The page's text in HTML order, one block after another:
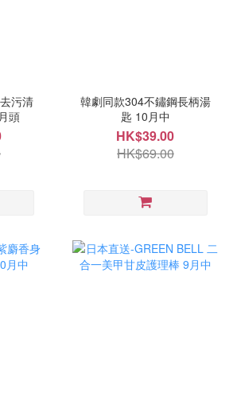
污清
10月頭
韓劇同款304不鏽鋼長柄湯
匙 10月中
HK$39.00
HK$69.00